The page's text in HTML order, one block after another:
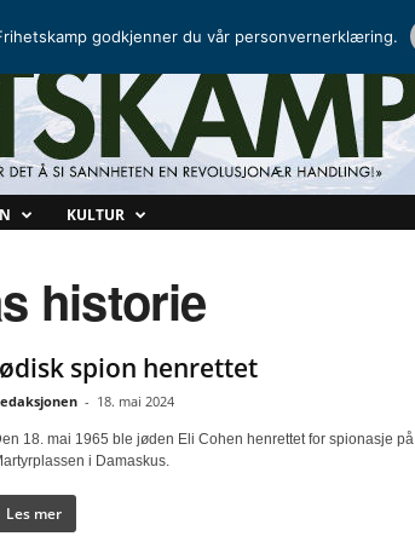
KULTUR
historie
spion henrettet
- 18. mai 2024
18. mai 1965 ble jøden Eli Cohen henrettet for spionasje på
i Damaskus.
Les mer
godkjenner du vår personvernerklæring.